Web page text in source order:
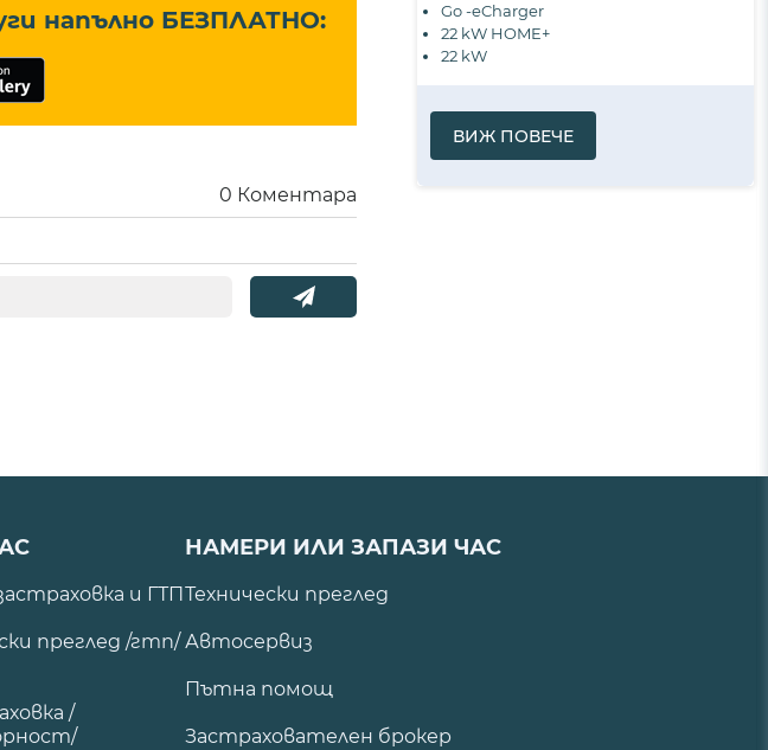
напълно БЕЗПЛАТНО:
0 Коментара
Go -eCharger
22 kW HOME+
22 kW
ВИЖ ПОВЕЧЕ
и ГТП
преглед /гтп/
/
НАМЕРИ ИЛИ ЗАПАЗИ ЧАС
Технически преглед
Автосервиз
Пътна помощ
Застрахователен брокер